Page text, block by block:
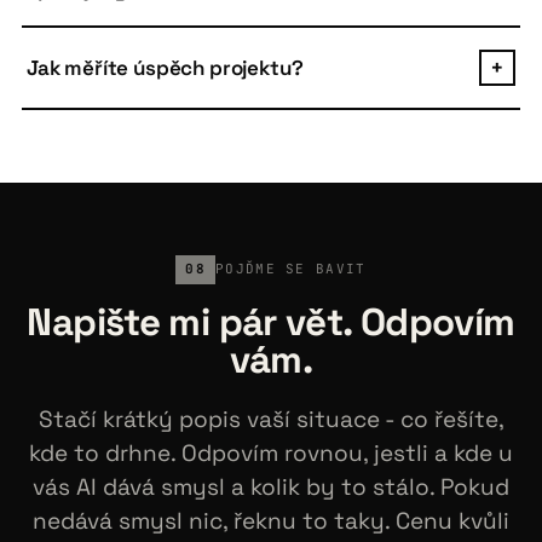
source frameworks), takže ho převezme jakýkoliv
měsících lze ukončit kdykoliv.
Jak měříte úspěch projektu? +
08 POJĎME SE BAVIT
Napište mi pár vět. Odpovím
vám.
Stačí krátký popis vaší situace - co řešíte,
kde to drhne. Odpovím rovnou, jestli a kde u
vás AI dává smysl a kolik by to stálo. Pokud
nedává smysl nic, řeknu to taky. Cenu kvůli